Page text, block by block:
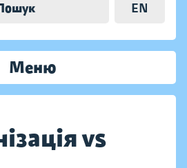
EN
Меню
vs